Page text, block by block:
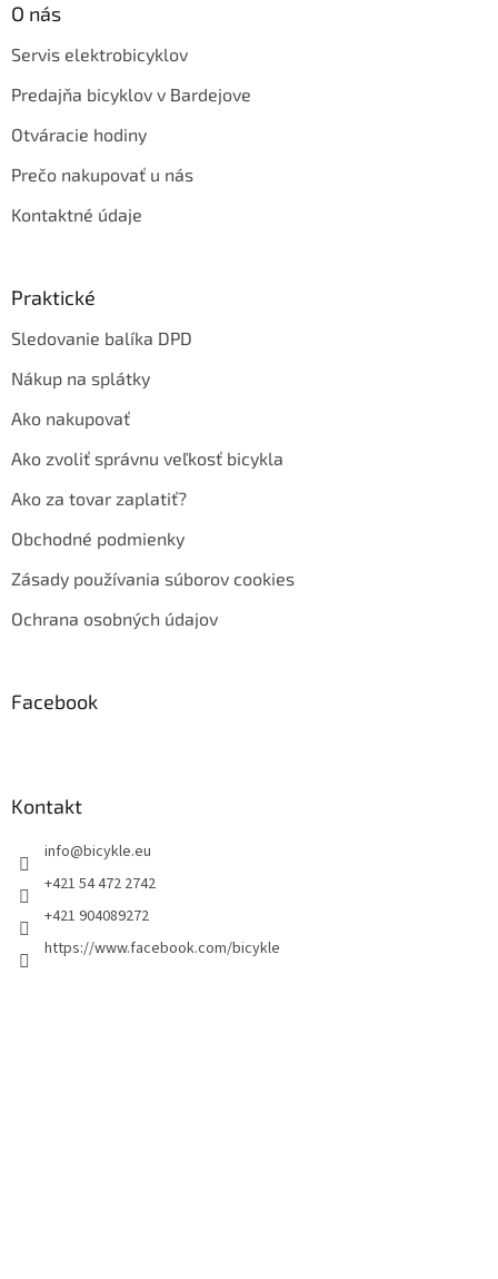
O nás
Servis elektrobicyklov
Predajňa bicyklov v Bardejove
Otváracie hodiny
Prečo nakupovať u nás
Kontaktné údaje
Praktické
Sledovanie balíka DPD
Nákup na splátky
Ako nakupovať
Ako zvoliť správnu veľkosť bicykla
Ako za tovar zaplatiť?
Obchodné podmienky
Zásady používania súborov cookies
Ochrana osobných údajov
Facebook
Kontakt
info@bicykle.eu
+421 54 472 2742
+421 904089272
https://www.facebook.com/bicykle